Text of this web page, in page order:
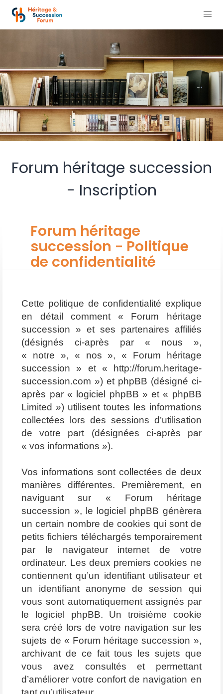
Forum héritage succession
- Inscription
Forum héritage
succession - Politique
de confidentialité
Cette politique de confidentialité explique
en détail comment « Forum héritage
succession » et ses partenaires affiliés
(désignés ci-après par « nous »,
« notre », « nos », « Forum héritage
succession » et « http://forum.heritage-
succession.com ») et phpBB (désigné ci-
après par « logiciel phpBB » et « phpBB
Limited ») utilisent toutes les informations
collectées lors des sessions d’utilisation
de votre part (désignées ci-après par
« vos informations »).
Vos informations sont collectées de deux
manières différentes. Premièrement, en
naviguant sur « Forum héritage
succession », le logiciel phpBB génèrera
un certain nombre de cookies qui sont de
petits fichiers téléchargés temporairement
par le navigateur internet de votre
ordinateur. Les deux premiers cookies ne
contiennent qu’un identifiant utilisateur et
un identifiant anonyme de session qui
vous sont automatiquement assignés par
le logiciel phpBB. Un troisième cookie
sera créé lors de votre navigation sur les
sujets de « Forum héritage succession »,
archivant de ce fait tous les sujets que
vous avez consultés et permettant
d’améliorer votre confort de navigation en